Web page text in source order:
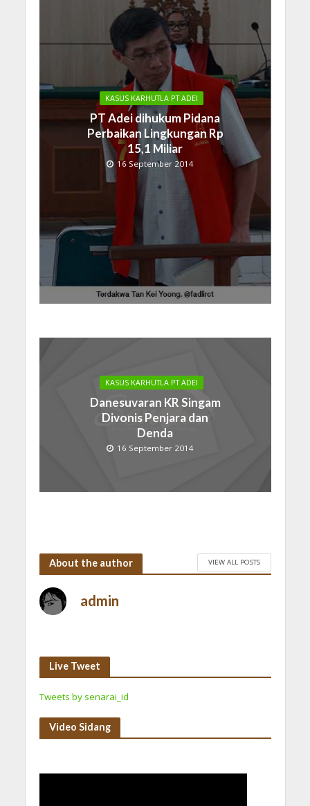
KASUS KARHUTLA PT ADEI
PT Adei dihukum Pidana
Perbaikan Lingkungan Rp
15,1 Miliar
16 September 2014
KASUS KARHUTLA PT ADEI
Danesuvaran KR Singam
Divonis Penjara dan
Denda
16 September 2014
About the author VIEW ALL POSTS
admin
Live Tweet
Tweets by senarai_id
Video Sidang